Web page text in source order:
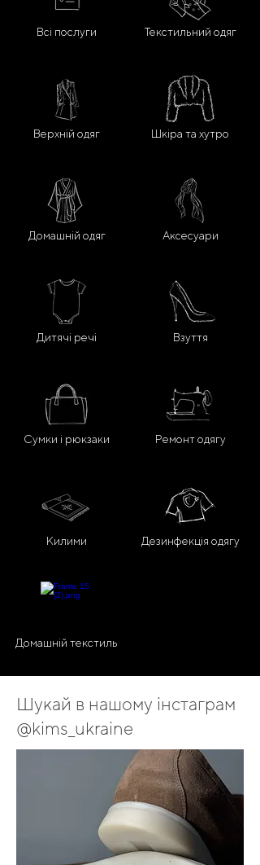
Всі послуги
Верхній одяг
Домашній одяг
Дитячі речі
Сумки і рюкзаки
Килими
Домашній текстиль
Текстильний одяг
Шкіра та хутро
Аксесуари
Взуття
Ремонт одягу
Дезинфекція одягу
Шукай в нашому інстаграм
@kims_ukraine